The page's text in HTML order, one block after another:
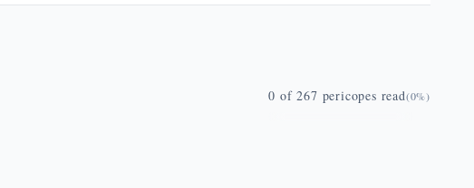
0 of 267 pericopes read(0%)